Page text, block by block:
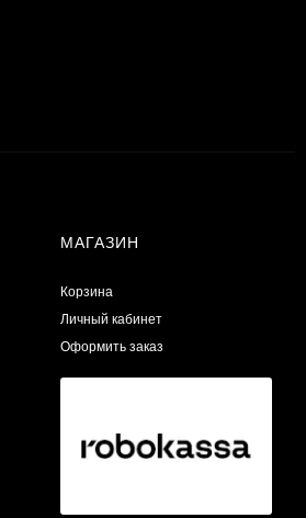
МАГАЗИН
Корзина
Личный кабинет
Оформить заказ